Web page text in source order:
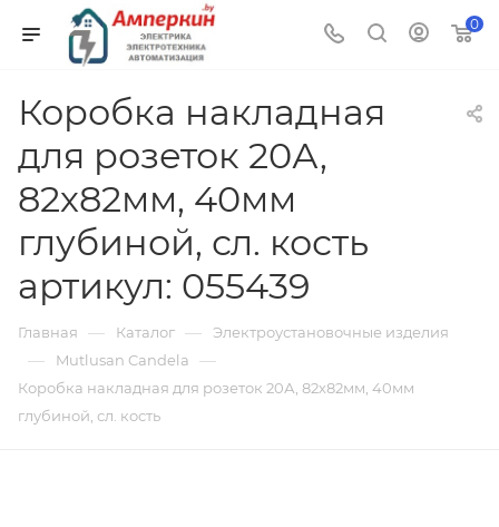
0
Коробка накладная
для розеток 20А,
82х82мм, 40мм
глубиной, сл. кость
артикул: 055439
Главная — Каталог — Электроустановочные изделия
— Mutlusan Candela —
Коробка накладная для розеток 20А, 82х82мм, 40мм
глубиной, сл. кость